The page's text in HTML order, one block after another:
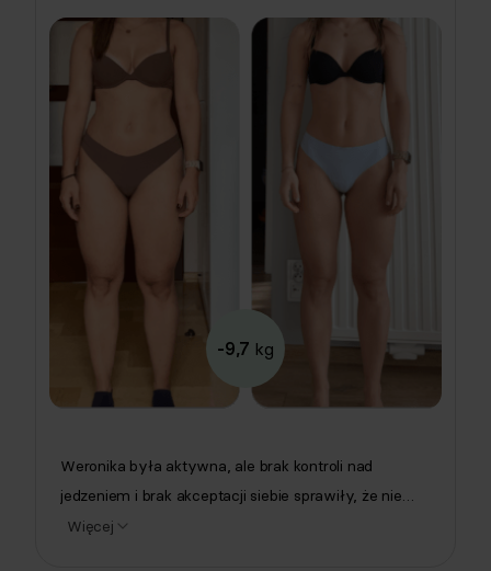
wszystkim świetne samopoczucie i energia do
działania. 🚀
-9,7 kg
Weronika była aktywna, ale brak kontroli nad
jedzeniem i brak akceptacji siebie sprawiły, że nie
czuła się dobrze w swoim ciele. Wtedy zdecydowała
Więcej